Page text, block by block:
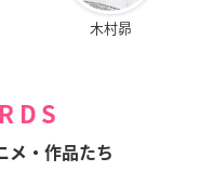
木村昴
メ・作品たち